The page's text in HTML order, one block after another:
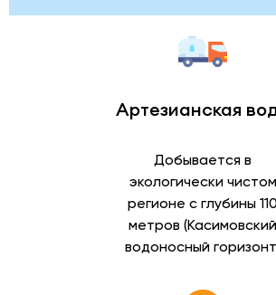
Артезианская
Добывается в
экологически чистом
регионе с глубины 110
метров (Касимовский
водоносный